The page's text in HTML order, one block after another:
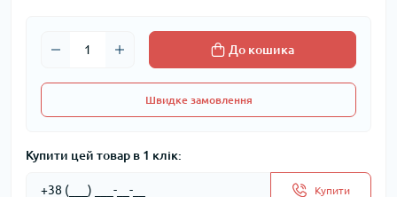
До кошика
Швидке замовлення
Купити цей товар в 1 клік:
Купити